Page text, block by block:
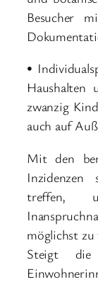
Besucher
•
zwanzig
auch auf
Mit den
Inzidenzen
treffen,
möglichst zu
Steigt die